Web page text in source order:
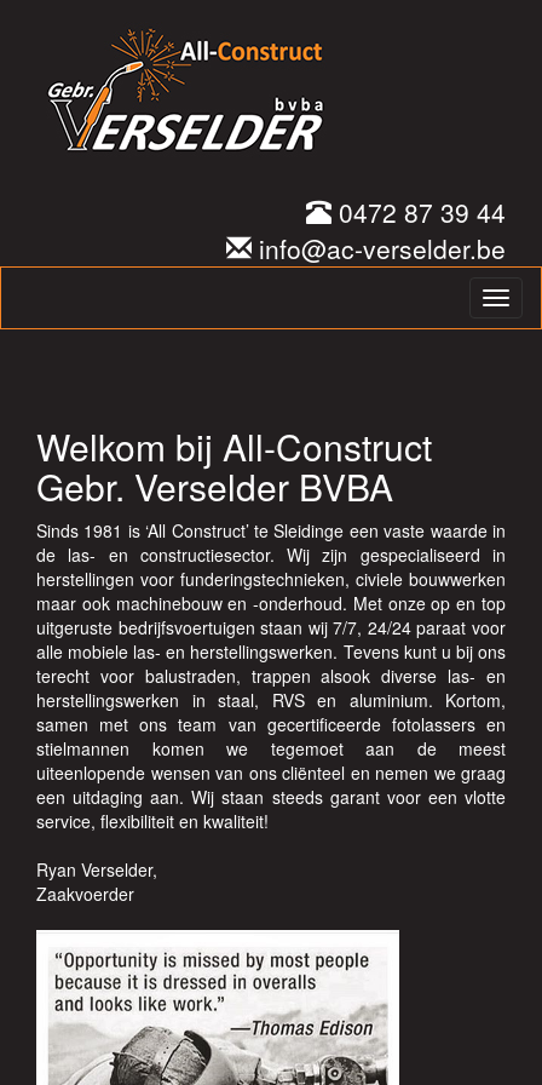
0472 87 39 44
info@ac-verselder.be
Welkom bij All-Construct
Gebr. Verselder BVBA
Sinds 1981 is ‘All Construct’ te Sleidinge een vaste waarde in
de las- en constructiesector. Wij zijn gespecialiseerd in
herstellingen voor funderingstechnieken, civiele bouwwerken
maar ook machinebouw en -onderhoud. Met onze op en top
uitgeruste bedrijfsvoertuigen staan wij 7/7, 24/24 paraat voor
alle mobiele las- en herstellingswerken. Tevens kunt u bij ons
terecht voor balustraden, trappen alsook diverse las- en
herstellingswerken in staal, RVS en aluminium. Kortom,
samen met ons team van gecertificeerde fotolassers en
stielmannen komen we tegemoet aan de meest
uiteenlopende wensen van ons cliënteel en nemen we graag
een uitdaging aan. Wij staan steeds garant voor een vlotte
service, flexibiliteit en kwaliteit!
Ryan Verselder,
Zaakvoerder